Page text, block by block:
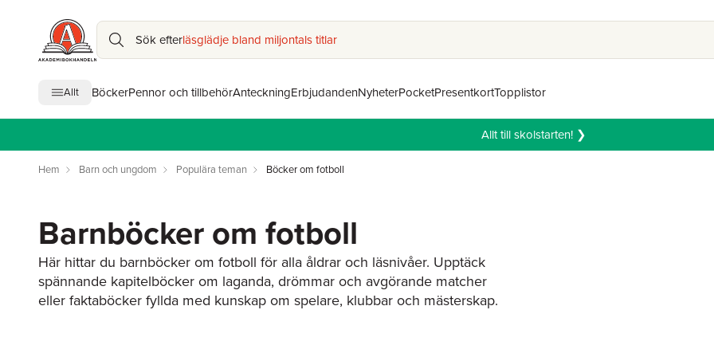
Sök efterläsglädje bland miljontals titlar
Allt BöckerPennor och tillbehörAnteckningErbjudandenNyheterPocketPresentkortTopplistor
Allt till skolstarten! ❯
Hem Barn och ungdom Populära teman Böcker om fotboll
Barnböcker om fotboll
Här hittar du barnböcker om fotboll för alla åldrar och läsnivåer. Upptäck
spännande kapitelböcker om laganda, drömmar och avgörande matcher
eller faktaböcker fyllda med kunskap om spelare, klubbar och mästerskap.